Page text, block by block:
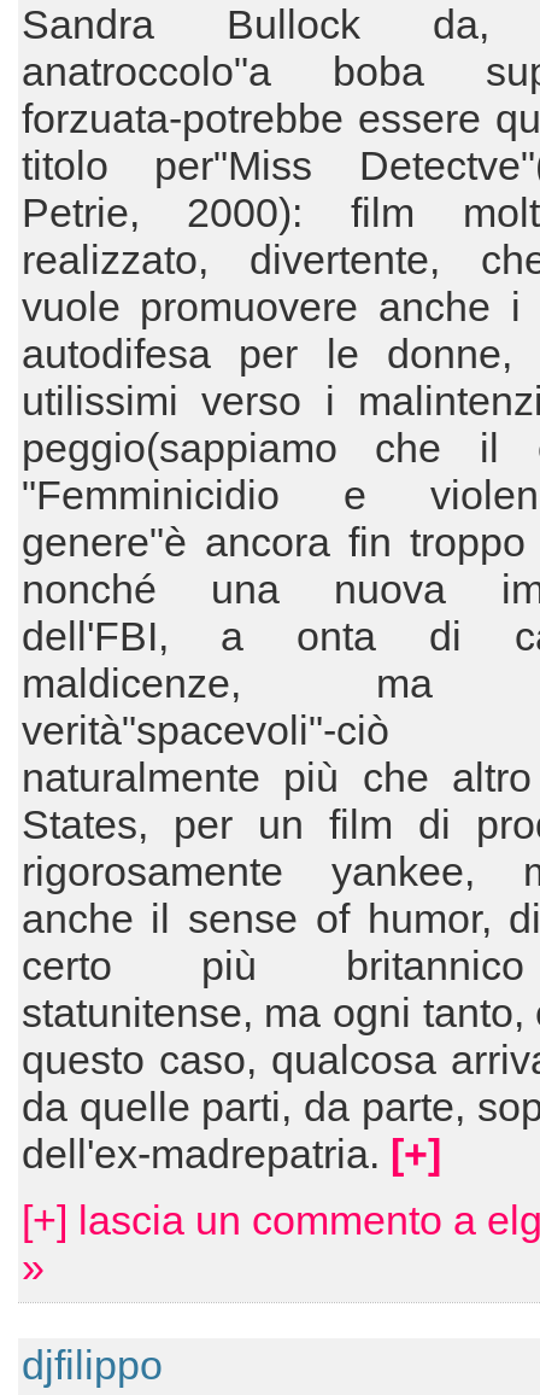
Sandra Bullock da,
anatroccolo"a boba
forzuata-potrebbe essere
titolo per"Miss
Petrie, 2000): film
realizzato, divertente,
vuole promuovere anche i
autodifesa per le donne,
utilissimi verso i
peggio(sappiamo che il
"Femminicidio e
genere"è ancora fin troppo
nonché una nuova
dell'FBI, a onta di
maldicenze, ma
verità"spacevoli"-
naturalmente più che
States, per un film di
rigorosamente yankee,
anche il sense of humor,
certo più
statunitense, ma ogni tanto,
questo caso, qualcosa
da quelle parti, da parte,
dell'ex-madrepatria. [+]
[+] lascia un commento a
»
djfilippo